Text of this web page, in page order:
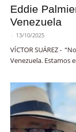
Eddie
Venezuela
- 13/10/2025
VÍCTOR SUÁREZ -
Venezuela. Estamos